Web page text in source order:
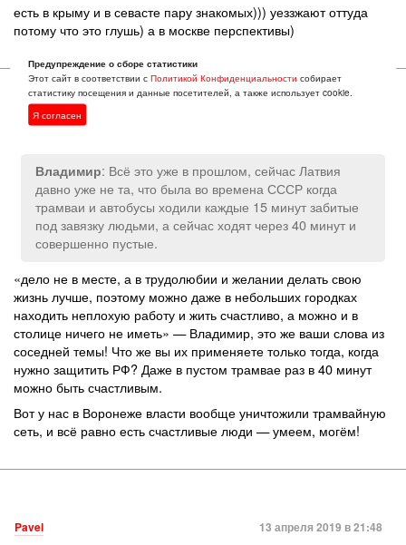
есть в крыму и в севасте пару знакомых))) уеззжают оттуда
потому что это глушь) а в москве перспективы)
MisterChe
Владимир: Всё это уже в прошлом, сейчас Латвия
давно уже не та, что была во времена СССР когда
трамваи и автобусы ходили каждые 15 минут забитые
под завязку людьми, а сейчас ходят через 40 минут и
совершенно пустые.
«дело не в месте, а в трудолюбии и желании делать свою
жизнь лучше, поэтому можно даже в небольших городках
находить неплохую работу и жить счастливо, а можно и в
столице ничего не иметь» — Владимир, это же ваши слова из
соседней темы! Что же вы их применяете только тогда, когда
нужно защитить РФ? Даже в пустом трамвае раз в 40 минут
можно быть счастливым.
Вот у нас в Воронеже власти вообще уничтожили трамвайную
сеть, и всё равно есть счастливые люди — умеем, могём!
Pavel 13 апреля 2019 в 21:48
Предупреждение о сборе статистики
Этот сайт в соответствии сПолитикой Конфиденциальности собирает
статистику посещения и данные посетителей, а также использует cookie.
Я согласен